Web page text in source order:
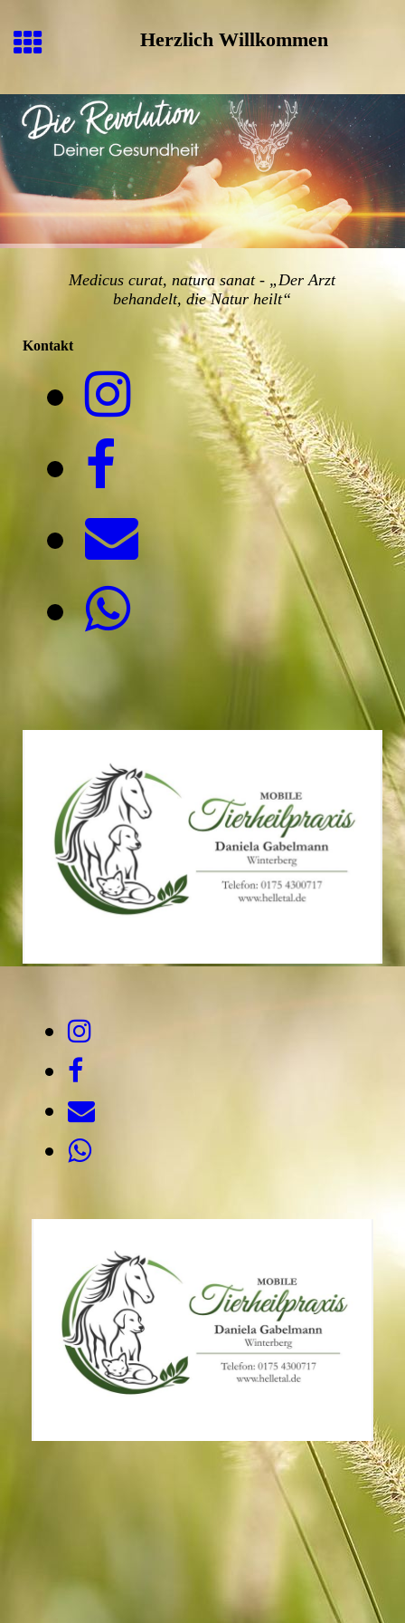
Herzlich Willkommen
Medicus curat, natura sanat - „Der Arzt
behandelt, die Natur heilt“
Kontakt